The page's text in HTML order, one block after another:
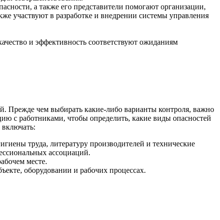
а также его представители помогают организации,
участвуют в разработке и внедрении системы управления
и эффективность соответствуют ожиданиям
Прежде чем выбирать какие-либо варианты контроля, важно
с работниками, чтобы определить, какие виды опасностей
труда, литературу производителей и технические
ассоциаций.
месте.
оборудовании и рабочих процессах.